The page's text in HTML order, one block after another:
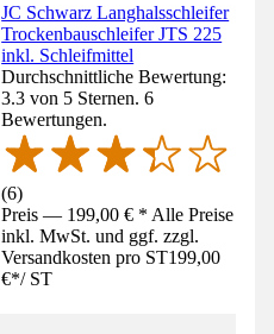
JC Schwarz Langhalsschleifer
Trockenbauschleifer JTS 225
inkl. Schleifmittel
Durchschnittliche Bewertung:
3.3 von 5 Sternen. 6
Bewertungen.
(6)
Preis — 199,00 € * Alle Preise
inkl. MwSt. und ggf. zzgl.
Versandkosten pro ST199,00
€*/ ST